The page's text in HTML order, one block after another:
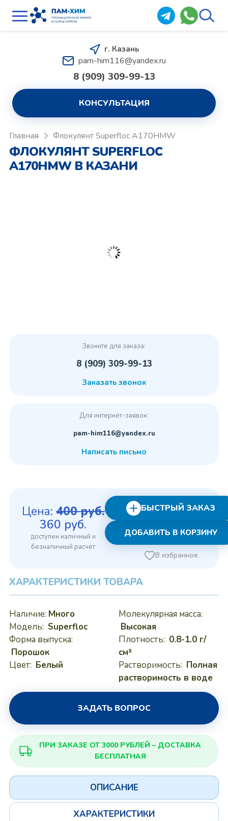
г. Казань
pam-him116@yandex.ru
8 (909) 309-99-13
КОНСУЛЬТАЦИЯ
Главная Флокулянт Superfloc A170HMW
ФЛОКУЛЯНТ SUPERFLOC
A170HMW В КАЗАНИ
Звоните для заказа:
8 (909) 309-99-13
Заказать звонок
Для интернет-заявок:
pam-him116@yandex.ru
Написать письмо
Цена: 400руб.
Первоначальная
цена
составляла
360 руб. Текущая
цена:
360 руб..
ДОБАВИТЬ В КОРЗИНУ
БЫСТРЫЙ ЗАКАЗ
В избранное
ХАРАКТЕРИСТИКИ ТОВАРА
Наличие: Много
Модель: Superfloc
Форма выпуска:
Порошок
Цвет: Белый
Молекулярная масса:
Высокая
Плотность: 0.8-1.0 г/
см³
Растворимость: Полная
растворимость в воде
ЗАДАТЬ ВОПРОС
ПРИ ЗАКАЗЕ ОТ 3000 РУБЛЕЙ – ДОСТАВКА
БЕСПЛАТНАЯ
ОПИСАНИЕ
ХАРАКТЕРИСТИКИ